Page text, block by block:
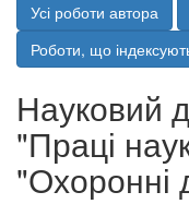
Усі роботи автора
Роботи, що
Науковий
"Праці
"Охоронні